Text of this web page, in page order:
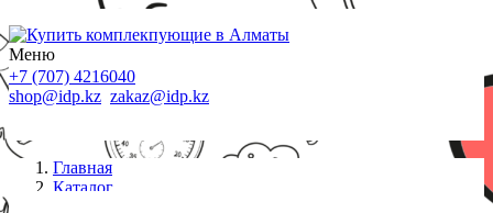
Меню
+7 (707) 4216040
shop@idp.kz zakaz@idp.kz
Главная
Каталог